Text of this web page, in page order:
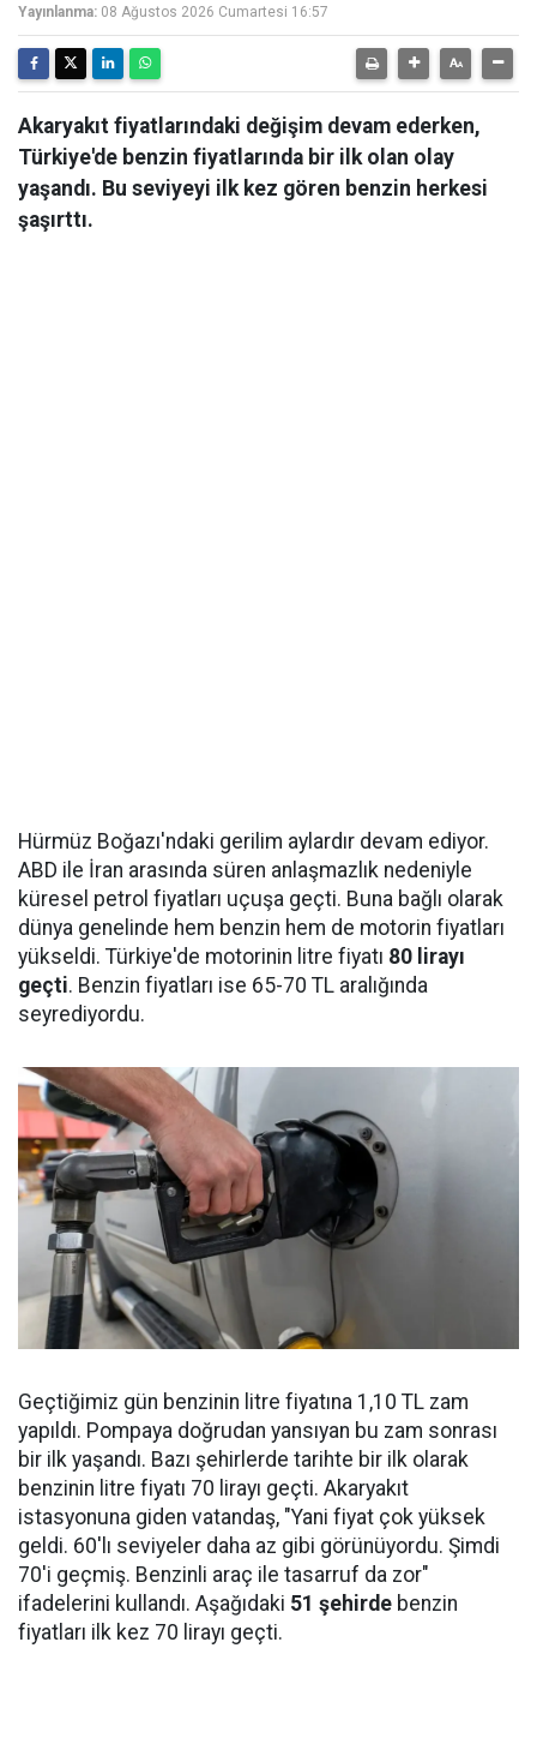
Yayınlanma: 08 Ağustos 2026 Cumartesi 16:57
Akaryakıt fiyatlarındaki değişim devam ederken,
Türkiye'de benzin fiyatlarında bir ilk olan olay
yaşandı. Bu seviyeyi ilk kez gören benzin herkesi
şaşırttı.
Hürmüz Boğazı'ndaki gerilim aylardır devam ediyor.
ABD ile İran arasında süren anlaşmazlık nedeniyle
küresel petrol fiyatları uçuşa geçti. Buna bağlı olarak
dünya genelinde hem benzin hem de motorin fiyatları
yükseldi. Türkiye'de motorinin litre fiyatı 80 lirayı
geçti. Benzin fiyatları ise 65-70 TL aralığında
seyrediyordu.
Geçtiğimiz gün benzinin litre fiyatına 1,10 TL zam
yapıldı. Pompaya doğrudan yansıyan bu zam sonrası
bir ilk yaşandı. Bazı şehirlerde tarihte bir ilk olarak
benzinin litre fiyatı 70 lirayı geçti. Akaryakıt
istasyonuna giden vatandaş, "Yani fiyat çok yüksek
geldi. 60'lı seviyeler daha az gibi görünüyordu. Şimdi
70'i geçmiş. Benzinli araç ile tasarruf da zor"
ifadelerini kullandı. Aşağıdaki 51 şehirde benzin
fiyatları ilk kez 70 lirayı geçti.